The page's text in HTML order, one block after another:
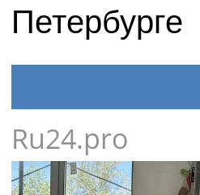
Петербурге
Ru24.pro